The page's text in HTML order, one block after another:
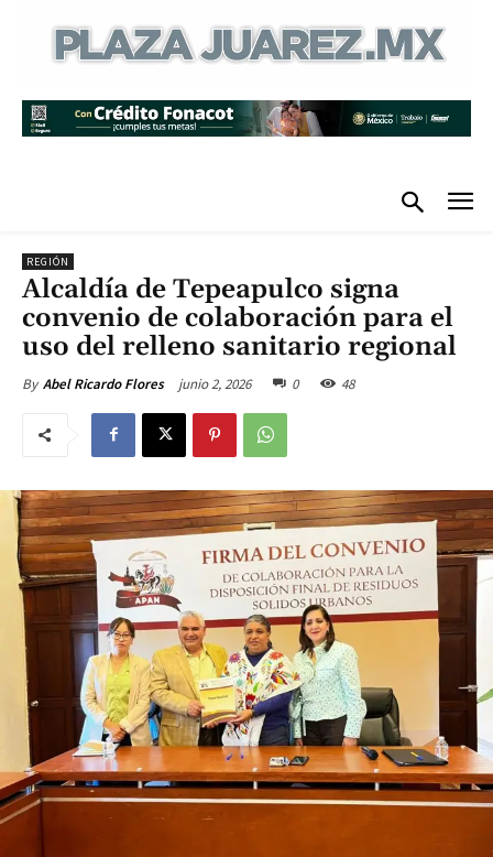
REGIÓN
Alcaldía de Tepeapulco signa
convenio de colaboración para el
uso del relleno sanitario regional
By Abel Ricardo Flores junio 2, 2026 0 48